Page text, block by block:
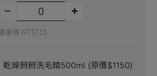
惠價 NT$715
乾燥掰掰洗毛精500ml (原價$1150)